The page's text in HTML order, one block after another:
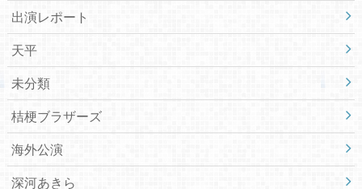
出演レポート
天平
未分類
桔梗ブラザーズ
海外公演
深河あきら